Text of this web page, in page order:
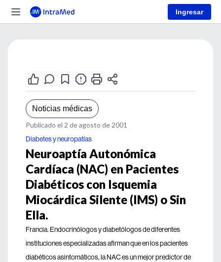
Ingresar
Noticias médicas
Publicado el 2 de agosto de 2001
Diabetes y neuropatías
Neuroaptía Autonómica
Cardíaca (NAC) en Pacientes
Diabéticos con Isquemia
Miocárdica Silente (IMS) o Sin
Ella.
Francia. Endocrinólogos y diabetólogos de diferentes
instituciones especializadas afirman que en los pacientes
diabéticos asintomáticos, la NAC es un mejor predictor de